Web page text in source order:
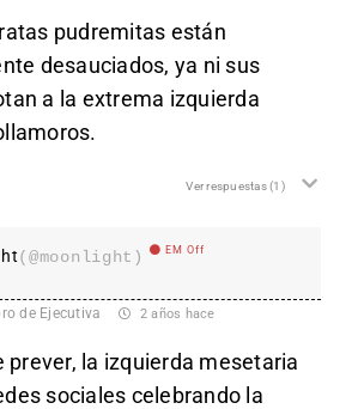
pudremitas están
desauciados, ya ni sus
a la extrema izquierda
Ver respuestas(1)
(@moonlight) EM Off
de Ejecutiva 2 años hace
prever, la izquierda mesetaria
sociales celebrando la